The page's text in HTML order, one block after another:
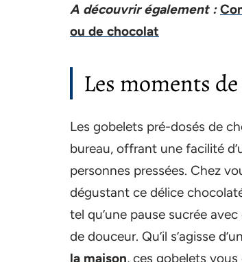
A découvrir également :
ou de chocolat
Les moments
Les gobelets pré-dosés de
bureau, offrant une facilité
personnes pressées. Chez
dégustant ce délice
tel qu’une pause sucrée
de douceur. Qu’il s’agisse
la maison, ces gobelets